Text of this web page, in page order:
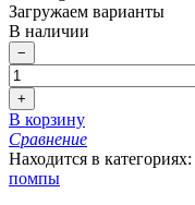
Загружаем варианты
В наличии
−
+
В корзину
Сравнение
Находится в категориях:
помпы